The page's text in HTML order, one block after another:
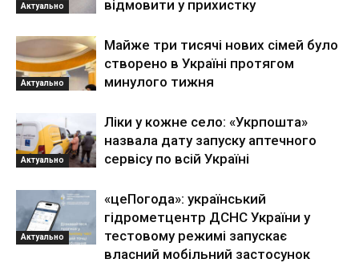
Актуально
відмовити у прихистку
Актуально
Майже три тисячі нових сімей було
створено в Україні протягом
минулого тижня
Актуально
Ліки у кожне село: «Укрпошта»
назвала дату запуску аптечного
сервісу по всій Україні
Актуально
«цеПогода»: український
гідрометцентр ДСНС України у
тестовому режимі запускає
власний мобільний застосунок